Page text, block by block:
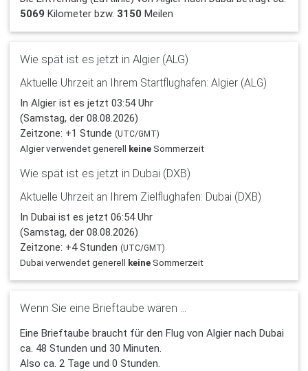
5069 Kilometer bzw. 3150 Meilen
Wie spät ist es jetzt in Algier (ALG)
Aktuelle Uhrzeit an Ihrem Startflughafen: Algier (ALG)
In Algier ist es jetzt 03:54 Uhr
(Samstag, der 08.08.2026)
Zeitzone: +1 Stunde (UTC/GMT)
Algier verwendet generell keineSommerzeit
Wie spät ist es jetzt in Dubai (DXB)
Aktuelle Uhrzeit an Ihrem Zielflughafen: Dubai (DXB)
In Dubai ist es jetzt 06:54 Uhr
(Samstag, der 08.08.2026)
Zeitzone: +4 Stunden (UTC/GMT)
Dubai verwendet generell keineSommerzeit
Wenn Sie eine Brieftaube wären ...
Eine Brieftaube braucht für den Flug von Algier nach Dubai
ca. 48 Stunden und 30 Minuten.
Also ca. 2 Tage und 0 Stunden.